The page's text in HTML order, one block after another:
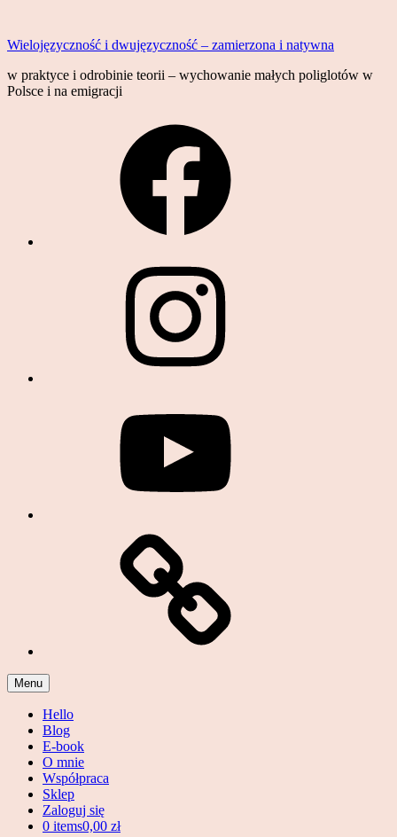
content
Wielojęzyczność i dwujęzyczność – zamierzona i natywna
w praktyce i odrobinie teorii – wychowanie małych poliglotów w
Polsce i na emigracji
Menu
Hello
Blog
E-book
O mnie
Współpraca
Sklep
Zaloguj się
0 items0,00 zł